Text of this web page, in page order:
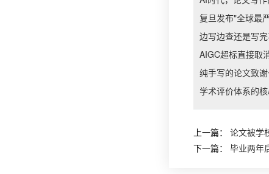
复旦发布"全球最
边写边查还是写
AIGC超标直接取
纯手写的论文致
学术评价体系的
上一篇： 论文被学
下一篇： 毕业两年